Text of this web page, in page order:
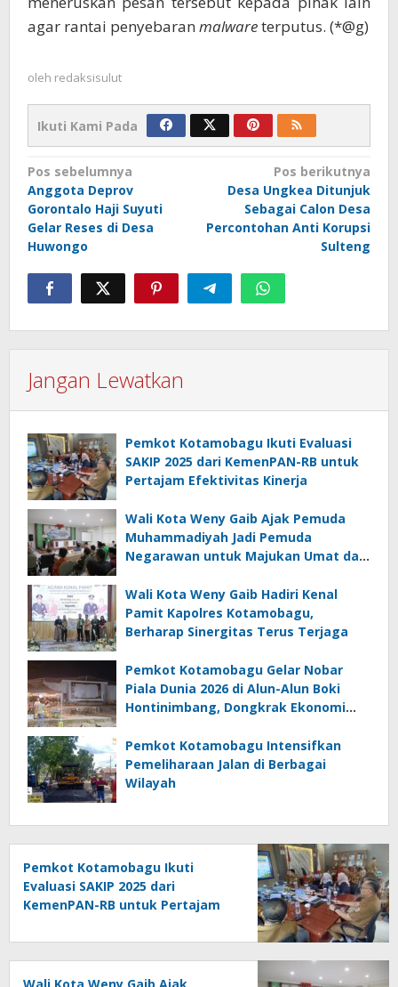
agar rantai penyebaran malwareterputus. (*@g)
oleh redaksisulut
Ikuti Kami Pada
Navigasi
pos
Pos sebelumnya
Anggota Deprov
Gorontalo Haji Suyuti
Gelar Reses di Desa
Huwongo
Pos berikutnya
Desa Ungkea Ditunjuk
Sebagai Calon Desa
Percontohan Anti Korupsi
Sulteng
Jangan Lewatkan
Pemkot Kotamobagu Ikuti Evaluasi
SAKIP 2025 dari KemenPAN-RB untuk
Pertajam Efektivitas Kinerja
Wali Kota Weny Gaib Ajak Pemuda
Muhammadiyah Jadi Pemuda
Negarawan untuk Majukan Umat dan
Wali Kota Weny Gaib Hadiri Kenal
Pamit Kapolres Kotamobagu,
Berharap Sinergitas Terus Terjaga
Pemkot Kotamobagu Gelar Nobar
Piala Dunia 2026 di Alun-Alun Boki
Hontinimbang, Dongkrak Ekonomi
Pemkot Kotamobagu Intensifkan
Pemeliharaan Jalan di Berbagai
Wilayah
Pemkot Kotamobagu Ikuti
Evaluasi SAKIP 2025 dari
KemenPAN-RB untuk Pertajam